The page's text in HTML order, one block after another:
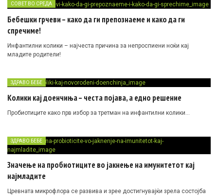
СОВЕТ ВО СРЕДА
Бебешки грчеви – како да ги препознаеме и како да ги
спречиме!
Инфантилни колики – најчеста причина за непроспиени ноќи кај
младите родители!
ЗДРАВО БЕБЕ
Колики кај доенчиња – честа појава, а едно решение
Пробиотиците како прв избор за третман на инфантилни колики…
ЗДРАВО БЕБЕ
Значење на пробиотиците во јакнење на имунитетот кај
најмладите
Цревната микрофлора се развива и зрее достигнувајќи зрела состојба